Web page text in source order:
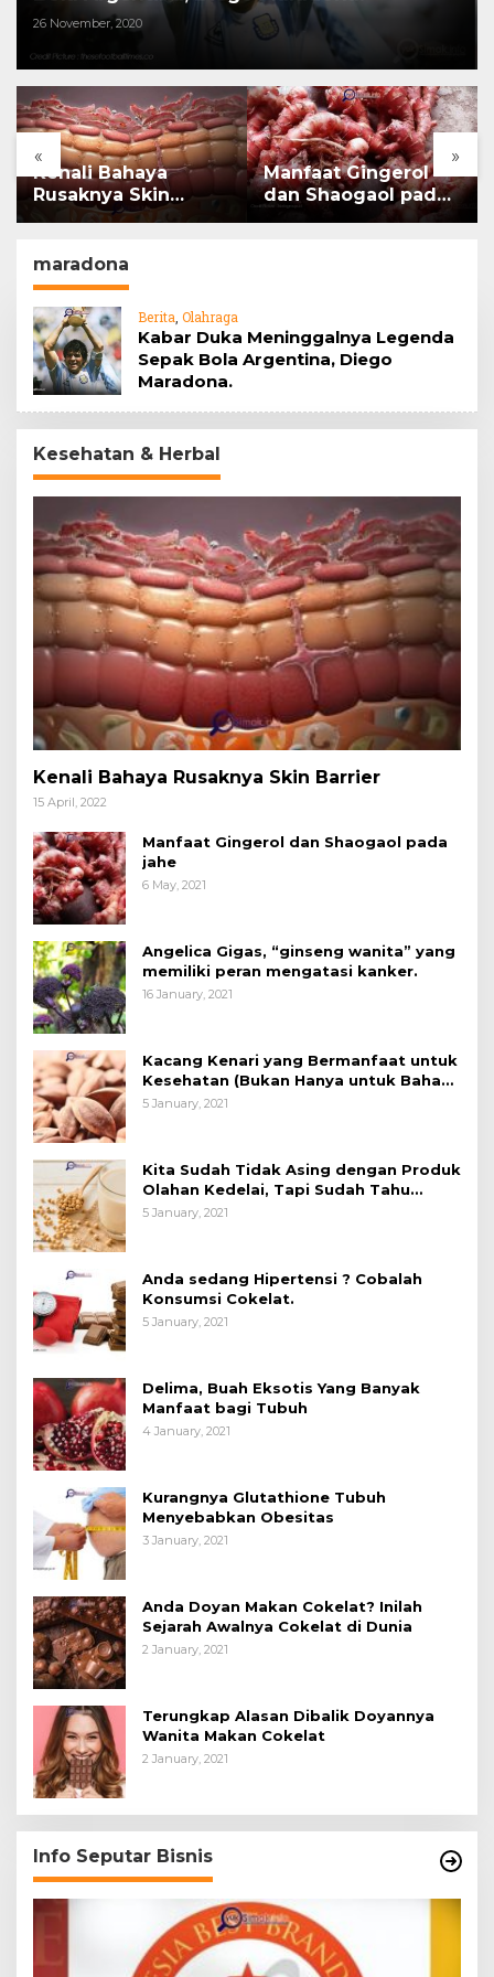
26 November, 2020
« »
Kenali Bahaya
Rusaknya Skin
Barrier
Manfaat Gingerol
dan Shaogaol pada
maradona
Berita Olahraga
Kabar Duka Meninggalnya Legenda
Sepak Bola Argentina, Diego
Maradona.
Kesehatan & Herbal
Kenali Bahaya Rusaknya Skin Barrier
15 April, 2022
Manfaat Gingerol dan Shaogaol pada
jahe
6 May, 2021
Angelica Gigas, “ginseng wanita” yang
memiliki peran mengatasi kanker.
16 January, 2021
Kacang Kenari yang Bermanfaat untuk
Kesehatan (Bukan Hanya untuk Bahan
Kue)
5 January, 2021
Kita Sudah Tidak Asing dengan Produk
Olahan Kedelai, Tapi Sudah Tahu
Manfaatnya untuk Kesehatan?
5 January, 2021
Anda sedang Hipertensi ? Cobalah
Konsumsi Cokelat.
5 January, 2021
Delima, Buah Eksotis Yang Banyak
Manfaat bagi Tubuh
4 January, 2021
Kurangnya Glutathione Tubuh
Menyebabkan Obesitas
3 January, 2021
Anda Doyan Makan Cokelat? Inilah
Sejarah Awalnya Cokelat di Dunia
2 January, 2021
Terungkap Alasan Dibalik Doyannya
Wanita Makan Cokelat
2 January, 2021
Info Seputar Bisnis